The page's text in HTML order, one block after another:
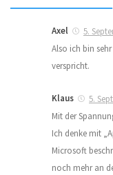
Axel
5.
Also ich bin
verspricht.
Klaus
5.
Mit der
Ich denke mit
Microsoft
noch mehr an